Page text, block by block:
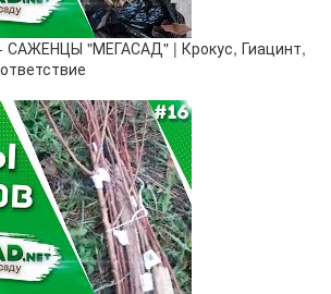
"МЕГАСАД" | Крокус, Гиацинт,